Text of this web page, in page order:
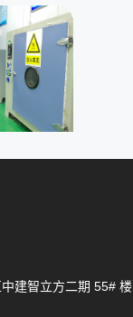
建智立方二期 55# 楼